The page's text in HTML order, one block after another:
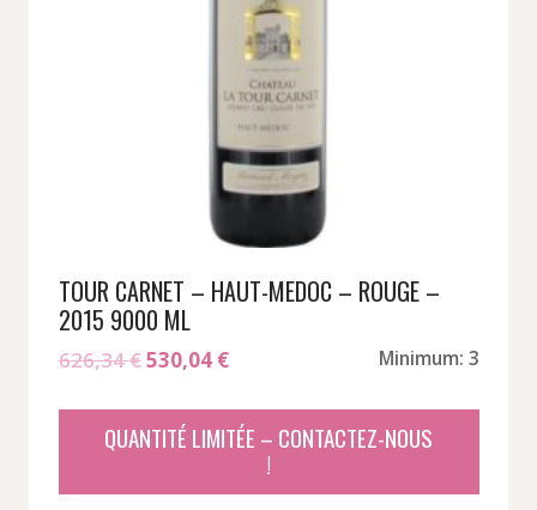
TOUR CARNET – HAUT-MEDOC – ROUGE –
2015 9000 ML
626,34€Le
initial
était :
530,04 €Le
actuel
est :
Minimum: 3
QUANTITÉ LIMITÉE – CONTACTEZ-NOUS
!